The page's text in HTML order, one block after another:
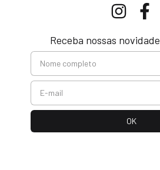
Receba nossas